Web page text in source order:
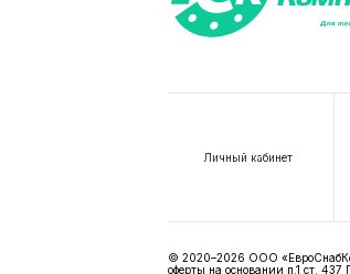
Личный кабинет
© 2020–2026 ООО
оферты на основании п.1 ст. 437